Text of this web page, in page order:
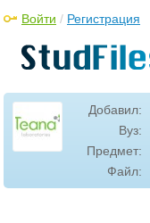
Войти / Регистрация
Добавил:
Вуз:
Предмет:
Файл: